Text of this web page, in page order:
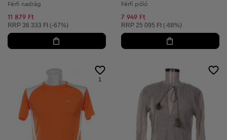
Férfi nadrág
11 879 Ft
Ajánlott ár:
RRP 36 333 Ft (-67%)
Férfi póló
7 949 Ft
Ajánlott ár:
RRP 25 095 Ft (-68%)
1